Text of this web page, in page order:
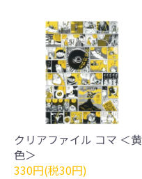
クリアファイル コマ ＜黄
色＞
330円(税30円)